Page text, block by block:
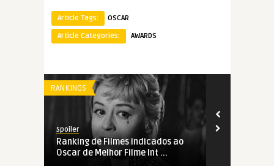
Article Tags:
OSCAR
Article Categories:
AWARDS
RANKINGS
Spoiler
Ranking de Filmes indicados ao
Oscar de Melhor Filme Int ...